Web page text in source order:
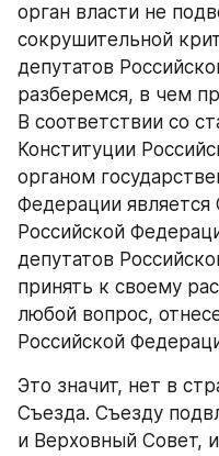
орган власти не
сокрушительной
депутатов
разберемся, в чем
В соответствии со
Конституции
органом
Федерации
Российской
депутатов
принять к своему
любой вопрос,
Российской
Это значит, нет в
Съезда. Съезду
и Верховный Совет,